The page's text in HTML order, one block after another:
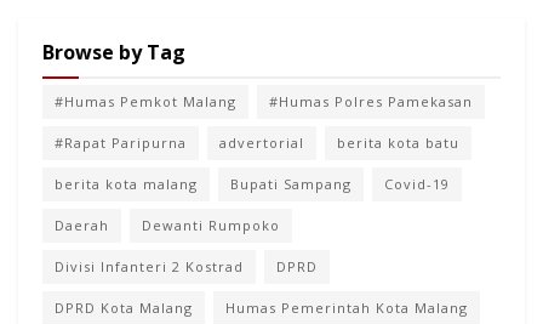
Browse by Tag
#Humas Pemkot Malang #Humas Polres Pamekasan
#Rapat Paripurna advertorial berita kota batu
berita kota malang Bupati Sampang Covid-19
Daerah Dewanti Rumpoko
Divisi Infanteri 2 Kostrad DPRD
DPRD Kota Malang Humas Pemerintah Kota Malang